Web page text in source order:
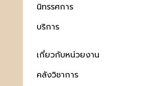
นิทรรศการ
บริการ
เกี่ยวกับหน่วยงาน
คลังวิชาการ